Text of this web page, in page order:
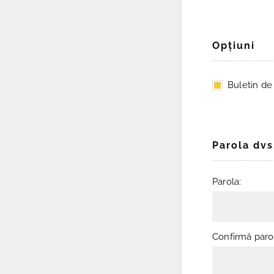
Opţiuni
Buletin de
Parola
Parola:
Confirmă